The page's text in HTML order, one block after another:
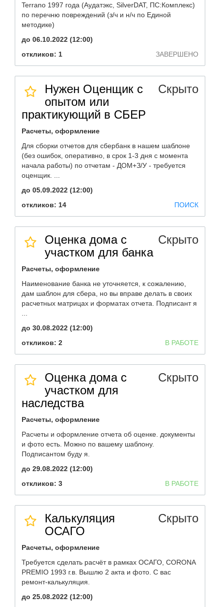
Terrano 1997 года (Аудатэкс, SilverDAT, ПС:Комплекс)
по перечню повреждений (з/ч и н/ч по Единой
методике)
до 06.10.2022 (12:00)
откликов: 1
ЗАВЕРШЕНО
Нужен Оценщик с
опытом или
практикующий в СБЕР
Скрыто
Расчеты, оформление
Для сборки отчетов для сбербанк в нашем шаблоне
(без ошибок, оперативно, в срок 1-3 дня с момента
начала работы) по отчетам - ДОМ+З/У - требуется
оценщик. ...
до 05.09.2022 (12:00)
откликов: 14
ПОИСК
Оценка дома с
участком для банка
Скрыто
Расчеты, оформление
Наименование банка не уточняется, к сожалению,
дам шаблон для сбера, но вы вправе делать в своих
расчетных матрицах и форматах отчета. Подписант я
до 30.08.2022 (12:00)
откликов: 2
В РАБОТЕ
Оценка дома с
участком для
наследства
Скрыто
Расчеты, оформление
Расчеты и оформление отчета об оценке. документы
и фото есть. Можно по вашему шаблону.
Подписантом буду я.
до 29.08.2022 (12:00)
откликов: 3
В РАБОТЕ
Калькуляция
ОСАГО
Скрыто
Расчеты, оформление
Требуется сделать расчёт в рамках ОСАГО, CORONA
PREMIO 1993 г.в. Вышлю 2 акта и фото. С вас
ремонт-калькуляция.
до 25.08.2022 (12:00)